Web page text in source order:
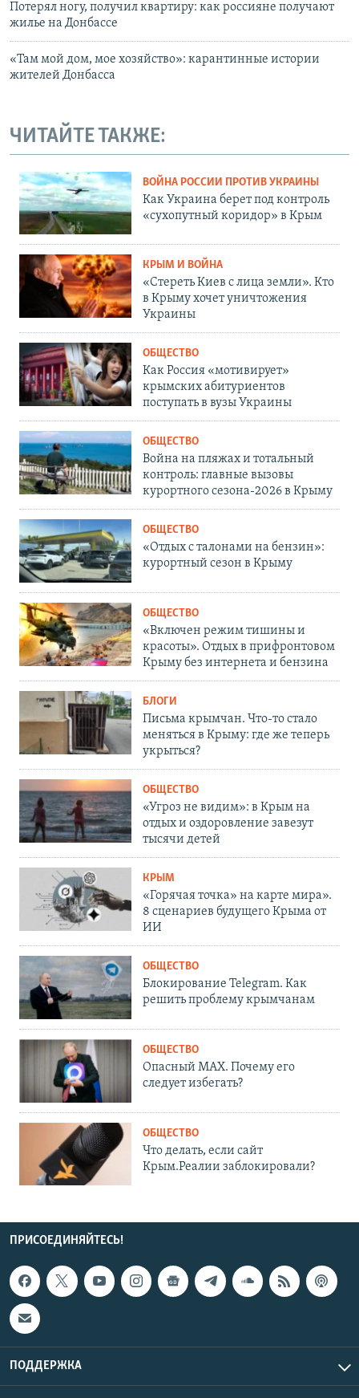
Потерял ногу, получил квартиру: как россияне получают
жилье на Донбассе
«Там мой дом, мое хозяйство»: карантинные истории
жителей Донбасса
ЧИТАЙТЕ ТАКЖЕ:
ВОЙНА РОССИИ ПРОТИВ УКРАИНЫ
Как Украина берет под контроль
«сухопутный коридор» в Крым
КРЫМ И ВОЙНА
«Стереть Киев с лица земли». Кто
в Крыму хочет уничтожения
Украины
ОБЩЕСТВО
Как Россия «мотивирует»
крымских абитуриентов
поступать в вузы Украины
ОБЩЕСТВО
Война на пляжах и тотальный
контроль: главные вызовы
курортного сезона-2026 в Крыму
ОБЩЕСТВО
«Отдых с талонами на бензин»:
курортный сезон в Крыму
ОБЩЕСТВО
«Включен режим тишины и
красоты». Отдых в прифронтовом
Крыму без интернета и бензина
БЛОГИ
Письма крымчан. Что-то стало
меняться в Крыму: где же теперь
укрыться?
ОБЩЕСТВО
«Угроз не видим»: в Крым на
отдых и оздоровление завезут
тысячи детей
КРЫМ
«Горячая точка» на карте мира».
8 сценариев будущего Крыма от
ИИ
ОБЩЕСТВО
Блокирование Telegram. Как
решить проблему крымчанам
ОБЩЕСТВО
Опасный MAX. Почему его
следует избегать?
ОБЩЕСТВО
Что делать, если сайт
Крым.Реалии заблокировали?
ПРИСОЕДИНЯЙТЕСЬ!
ПОДДЕРЖКА